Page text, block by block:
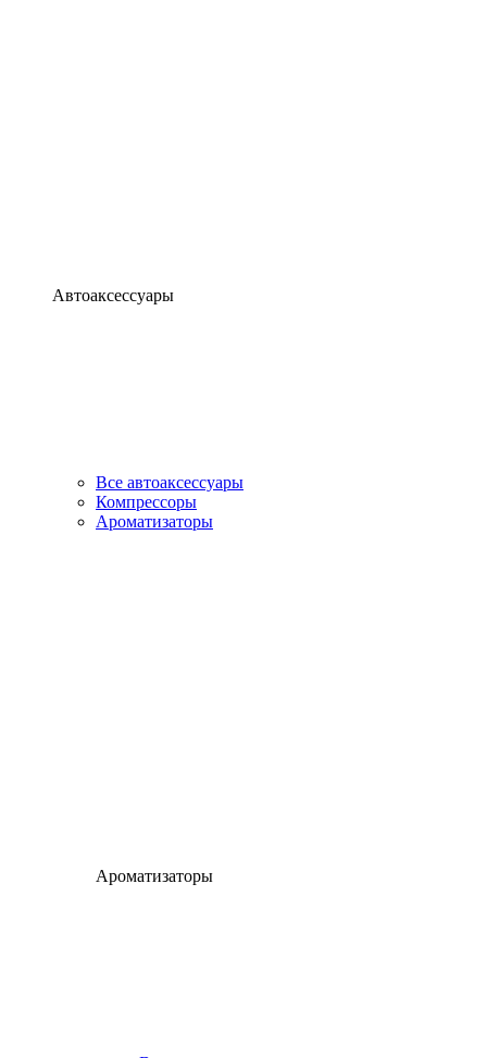
Автоаксессуары
Все автоаксессуары
Компрессоры
Ароматизаторы
Ароматизаторы